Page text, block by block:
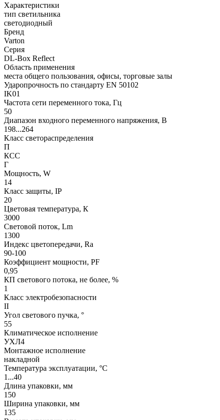
Характеристики
тип светильника
светодиодный
Бренд
Varton
Серия
DL-Box Reflect
Область применения
места общего пользования, офисы, торговые залы
Ударопрочность по стандарту EN 50102
IK01
Частота сети переменного тока, Гц
50
Диапазон входного переменного напряжения, В
198...264
Класс светораспределения
П
КСС
Г
Мощность, W
14
Класс защиты, IP
20
Цветовая температура, К
3000
Световой поток, Lm
1300
Индекс цветопередачи, Ra
90-100
Коэффициент мощности, PF
0,95
КП светового потока, не более, %
1
Класс электробезопасности
II
Угол светового пучка, °
55
Климатическое исполнение
УХЛ4
Монтажное исполнение
накладной
Температура эксплуатации, °С
1...40
Длина упаковки, мм
150
Ширина упаковки, мм
135